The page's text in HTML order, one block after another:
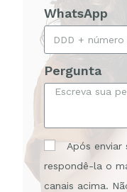
WhatsApp
Pergunta
Após enviar
respondê-la o
canais acima.